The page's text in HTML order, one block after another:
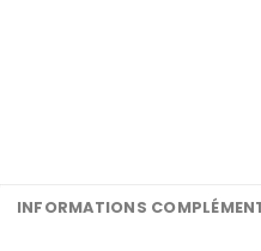
INFORMATIONS